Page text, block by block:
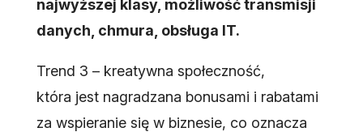
najwyższej klasy, możliwość transmisji
danych, chmura, obsługa IT.
Trend 3 – kreatywna społeczność,
która jest nagradzana bonusami i rabatami
za wspieranie się w biznesie, co oznacza